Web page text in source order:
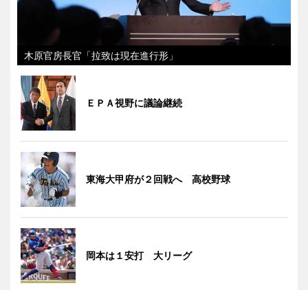
木原官房長官「拉致は現在進行形」
ＥＰＡ視野に議論継続
東海大甲府が２回戦へ 高校野球
岡本は１安打 大リーグ